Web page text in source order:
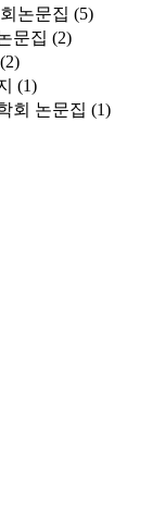
논문집 (5)
문집 (2)
(2)
(1)
회 논문집 (1)